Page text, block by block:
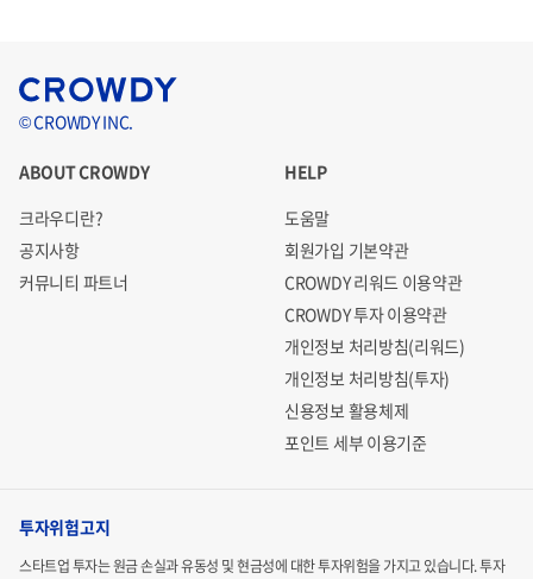
© CROWDY INC.
ABOUT CROWDY
크라우디란?
공지사항
커뮤니티 파트너
HELP
도움말
회원가입 기본약관
CROWDY 리워드 이용약관
CROWDY 투자 이용약관
개인정보 처리방침(리워드)
개인정보 처리방침(투자)
신용정보 활용체제
포인트 세부 이용기준
투자위험고지
스타트업 투자는 원금 손실과 유동성 및 현금성에 대한 투자위험을 가지고 있습니다.투자